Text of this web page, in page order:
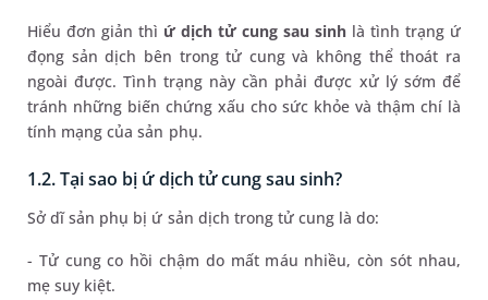
Hiểu đơn giản thì ứ dịch tử cung sau sinh là tình trạng ứ
đọng sản dịch bên trong tử cung và không thể thoát ra
ngoài được. Tình trạng này cần phải được xử lý sớm để
tránh những biến chứng xấu cho sức khỏe và thậm chí là
tính mạng của sản phụ.
1.2. Tại sao bị ứ dịch tử cung sau sinh?
Sở dĩ sản phụ bị ứ sản dịch trong tử cung là do:
- Tử cung co hồi chậm do mất máu nhiều, còn sót nhau,
mẹ suy kiệt.